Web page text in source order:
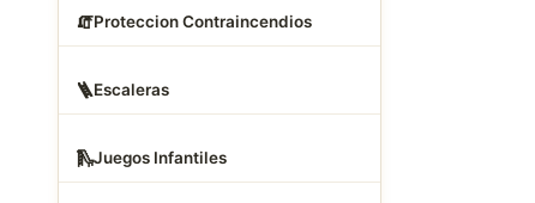
🧯Proteccion Contraincendios
🪜Escaleras
🛝Juegos Infantiles